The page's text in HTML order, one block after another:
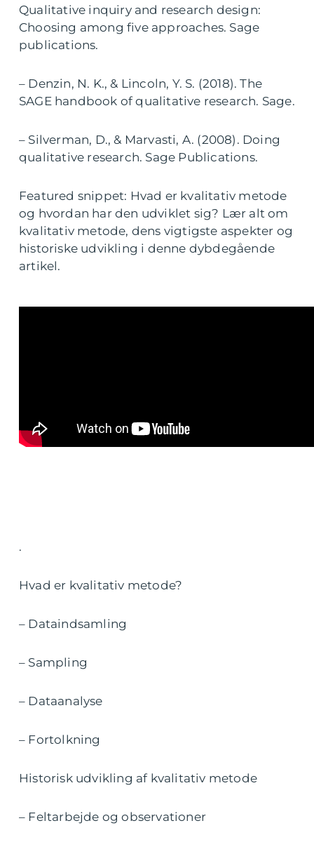
Qualitative inquiry and research design:
Choosing among five approaches. Sage
publications.
– Denzin, N. K., & Lincoln, Y. S. (2018). The
SAGE handbook of qualitative research. Sage.
– Silverman, D., & Marvasti, A. (2008). Doing
qualitative research. Sage Publications.
Featured snippet: Hvad er kvalitativ metode
og hvordan har den udviklet sig? Lær alt om
kvalitativ metode, dens vigtigste aspekter og
historiske udvikling i denne dybdegående
artikel.
.
Hvad er kvalitativ metode?
– Dataindsamling
– Sampling
– Dataanalyse
– Fortolkning
Historisk udvikling af kvalitativ metode
– Feltarbejde og observationer